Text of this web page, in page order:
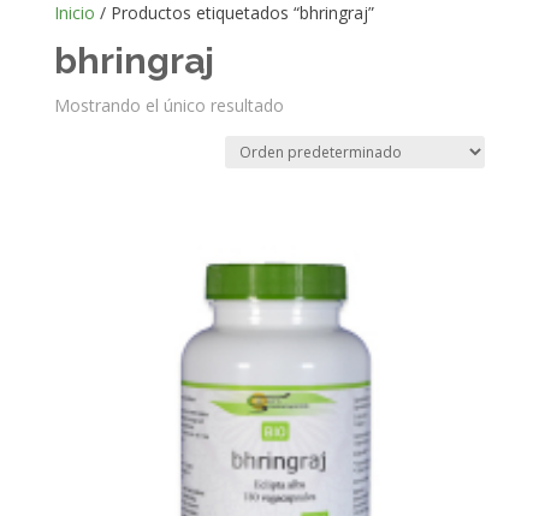
Inicio / Productos etiquetados “bhringraj”
bhringraj
Mostrando el único resultado